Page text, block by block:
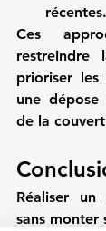
récentes.
Ces
prioriser les
une dépose
de la
Réaliser un
sans monter